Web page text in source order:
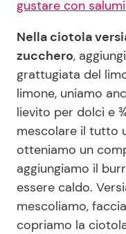
gustare con
Nella ciotola
zucchero,
grattugiata del
limone, uniamo
lievito per dolci e
mescolare il tutto
otteniamo un
aggiungiamo il
essere caldo.
mescoliamo,
copriamo la